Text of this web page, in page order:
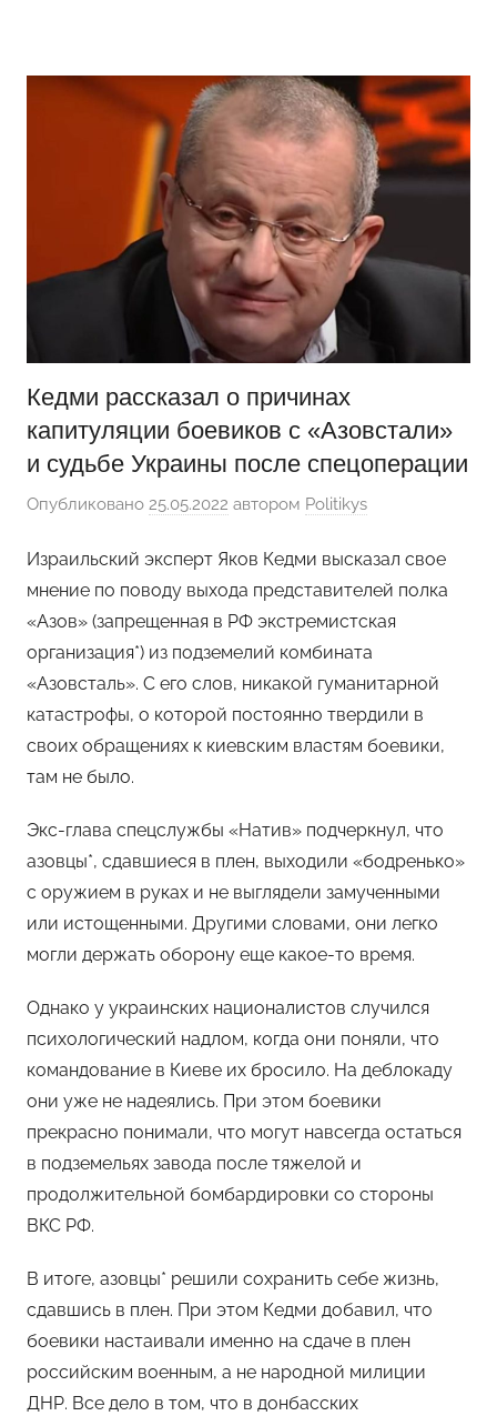
содержимому
Кедми рассказал о причинах
капитуляции боевиков с «Азовстали»
и судьбе Украины после спецоперации
Опубликовано 25.05.2022 автором Politikys
Израильский эксперт Яков Кедми высказал свое
мнение по поводу выхода представителей полка
«Азов» (запрещенная в РФ экстремистская
организация*) из подземелий комбината
«Азовсталь». С его слов, никакой гуманитарной
катастрофы, о которой постоянно твердили в
своих обращениях к киевским властям боевики,
там не было.
Экс-глава спецслужбы «Натив» подчеркнул, что
азовцы*, сдавшиеся в плен, выходили «бодренько»
с оружием в руках и не выглядели замученными
или истощенными. Другими словами, они легко
могли держать оборону еще какое-то время.
Однако у украинских националистов случился
психологический надлом, когда они поняли, что
командование в Киеве их бросило. На деблокаду
они уже не надеялись. При этом боевики
прекрасно понимали, что могут навсегда остаться
в подземельях завода после тяжелой и
продолжительной бомбардировки со стороны
ВКС РФ.
В итоге, азовцы* решили сохранить себе жизнь,
сдавшись в плен. При этом Кедми добавил, что
боевики настаивали именно на сдаче в плен
российским военным, а не народной милиции
ДНР. Все дело в том, что в донбасских